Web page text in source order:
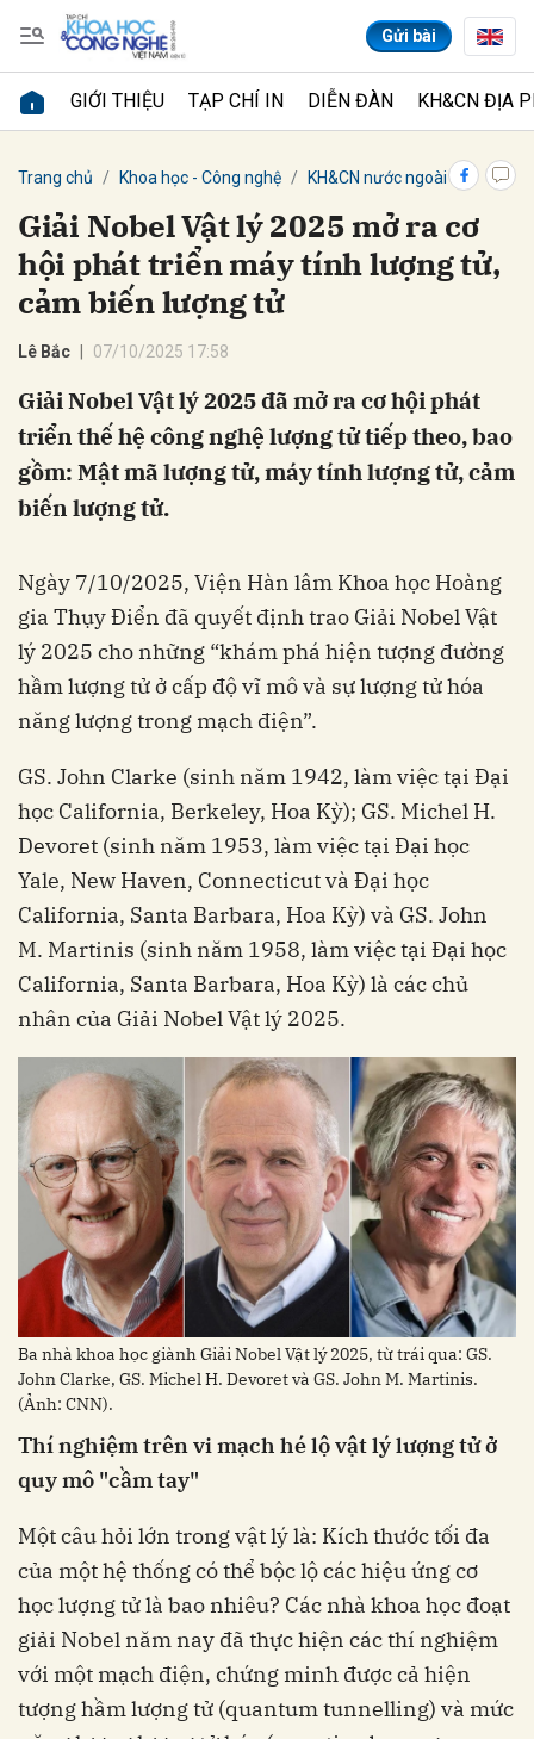
Gửi bài
GIỚI THIỆU TẠP CHÍ IN DIỄN ĐÀN KH&CN ĐỊA
Trang chủ Khoa học - Công nghệ KH&CN nước ngoài
Giải Nobel Vật lý 2025 mở ra cơ
hội phát triển máy tính lượng tử,
cảm biến lượng tử
Lê Bắc 07/10/2025 17:58
Giải Nobel Vật lý 2025 đã mở ra cơ hội phát
triển thế hệ công nghệ lượng tử tiếp theo, bao
gồm: Mật mã lượng tử, máy tính lượng tử, cảm
biến lượng tử.
Ngày 7/10/2025, Viện Hàn lâm Khoa học Hoàng
gia Thụy Điển đã quyết định trao Giải Nobel Vật
lý 2025 cho những “khám phá hiện tượng đường
hầm lượng tử ở cấp độ vĩ mô và sự lượng tử hóa
năng lượng trong mạch điện”.
GS. John Clarke (sinh năm 1942, làm việc tại Đại
học California, Berkeley, Hoa Kỳ); GS. Michel H.
Devoret (sinh năm 1953, làm việc tại Đại học
Yale, New Haven, Connecticut và Đại học
California, Santa Barbara, Hoa Kỳ) và GS. John
M. Martinis (sinh năm 1958, làm việc tại Đại học
California, Santa Barbara, Hoa Kỳ) là các chủ
nhân của Giải Nobel Vật lý 2025.
Ba nhà khoa học giành Giải Nobel Vật lý 2025, từ trái qua: GS.
John Clarke, GS. Michel H. Devoret và GS. John M. Martinis.
(Ảnh: CNN).
Thí nghiệm trên vi mạch hé lộ vật lý lượng tử ở
quy mô "cầm tay"
Một câu hỏi lớn trong vật lý là: Kích thước tối đa
của một hệ thống có thể bộc lộ các hiệu ứng cơ
học lượng tử là bao nhiêu? Các nhà khoa học đoạt
giải Nobel năm nay đã thực hiện các thí nghiệm
với một mạch điện, chứng minh được cả hiện
tượng hầm lượng tử (quantum tunnelling) và mức
Gửi bình luận
Hủy Gửi